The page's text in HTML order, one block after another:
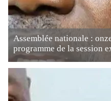
Assemblée nationale :
programme de la session